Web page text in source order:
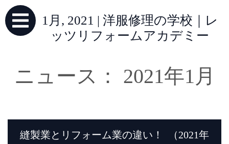
1月, 2021 | 洋服修理の学校｜レ
ッツリフォームアカデミー
ニュース： 2021年1月
縫製業とリフォーム業の違い！ （2021年